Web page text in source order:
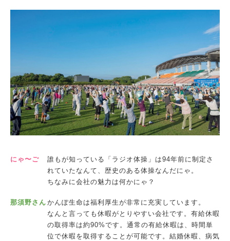
にゃ〜ご
誰もが知っている「ラジオ体操」は94年前に制定さ
れていたなんて、歴史のある体操なんだにゃ。
ちなみに会社の魅力は何かにゃ？
那須野さん かんぽ生命は福利厚生が非常に充実しています。
なんと言っても休暇がとりやすい会社です。有給休暇
の取得率は約90%です。通常の有給休暇は、時間単
位で休暇を取得することが可能です。結婚休暇、病気